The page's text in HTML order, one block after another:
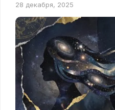
28 декабря, 2025